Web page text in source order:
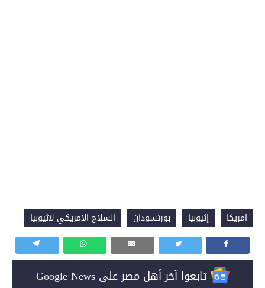
امريكا إثيوبيا بورتسودان السلاح الامريكي لاثيوبيا
تابعوا آخر أهل مصر على Google News